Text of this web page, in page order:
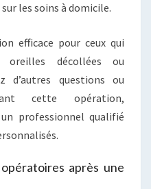
les soins à domicile.
efficace pour ceux qui
oreilles décollées ou
d’autres questions ou
cette opération,
professionnel qualifié
après une